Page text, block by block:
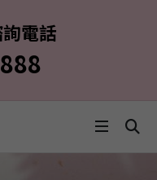
電話